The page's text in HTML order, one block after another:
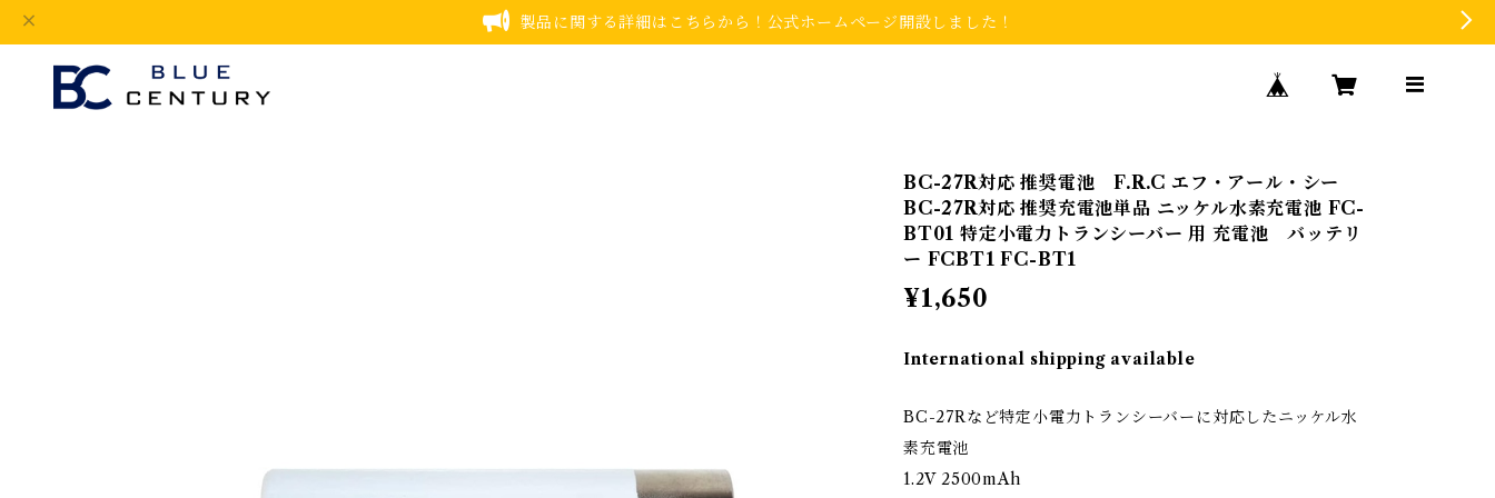
製品に関する詳細はこちらから！公式ホームページ開設しました！
BC-27R対応 推奨電池 F.R.C エフ・アール・シー
BC-27R対応 推奨充電池単品 ニッケル水素充電池 FC-
BT01 特定小電力トランシーバー 用 充電池 バッテリ
ー FCBT1 FC-BT1
¥1,650
International shipping available
BC-27Rなど特定小電力トランシーバーに対応したニッケル水
素充電池
1.2V 2500mAh